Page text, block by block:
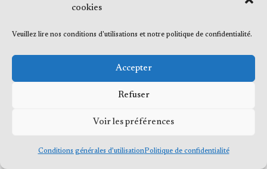
cookies
Veuillez lire nos conditions d'utilisations et notre politique de confidentialité.
Accepter
Refuser
Voir les préférences
Conditions générales d’utilisationPolitique de confidentialité